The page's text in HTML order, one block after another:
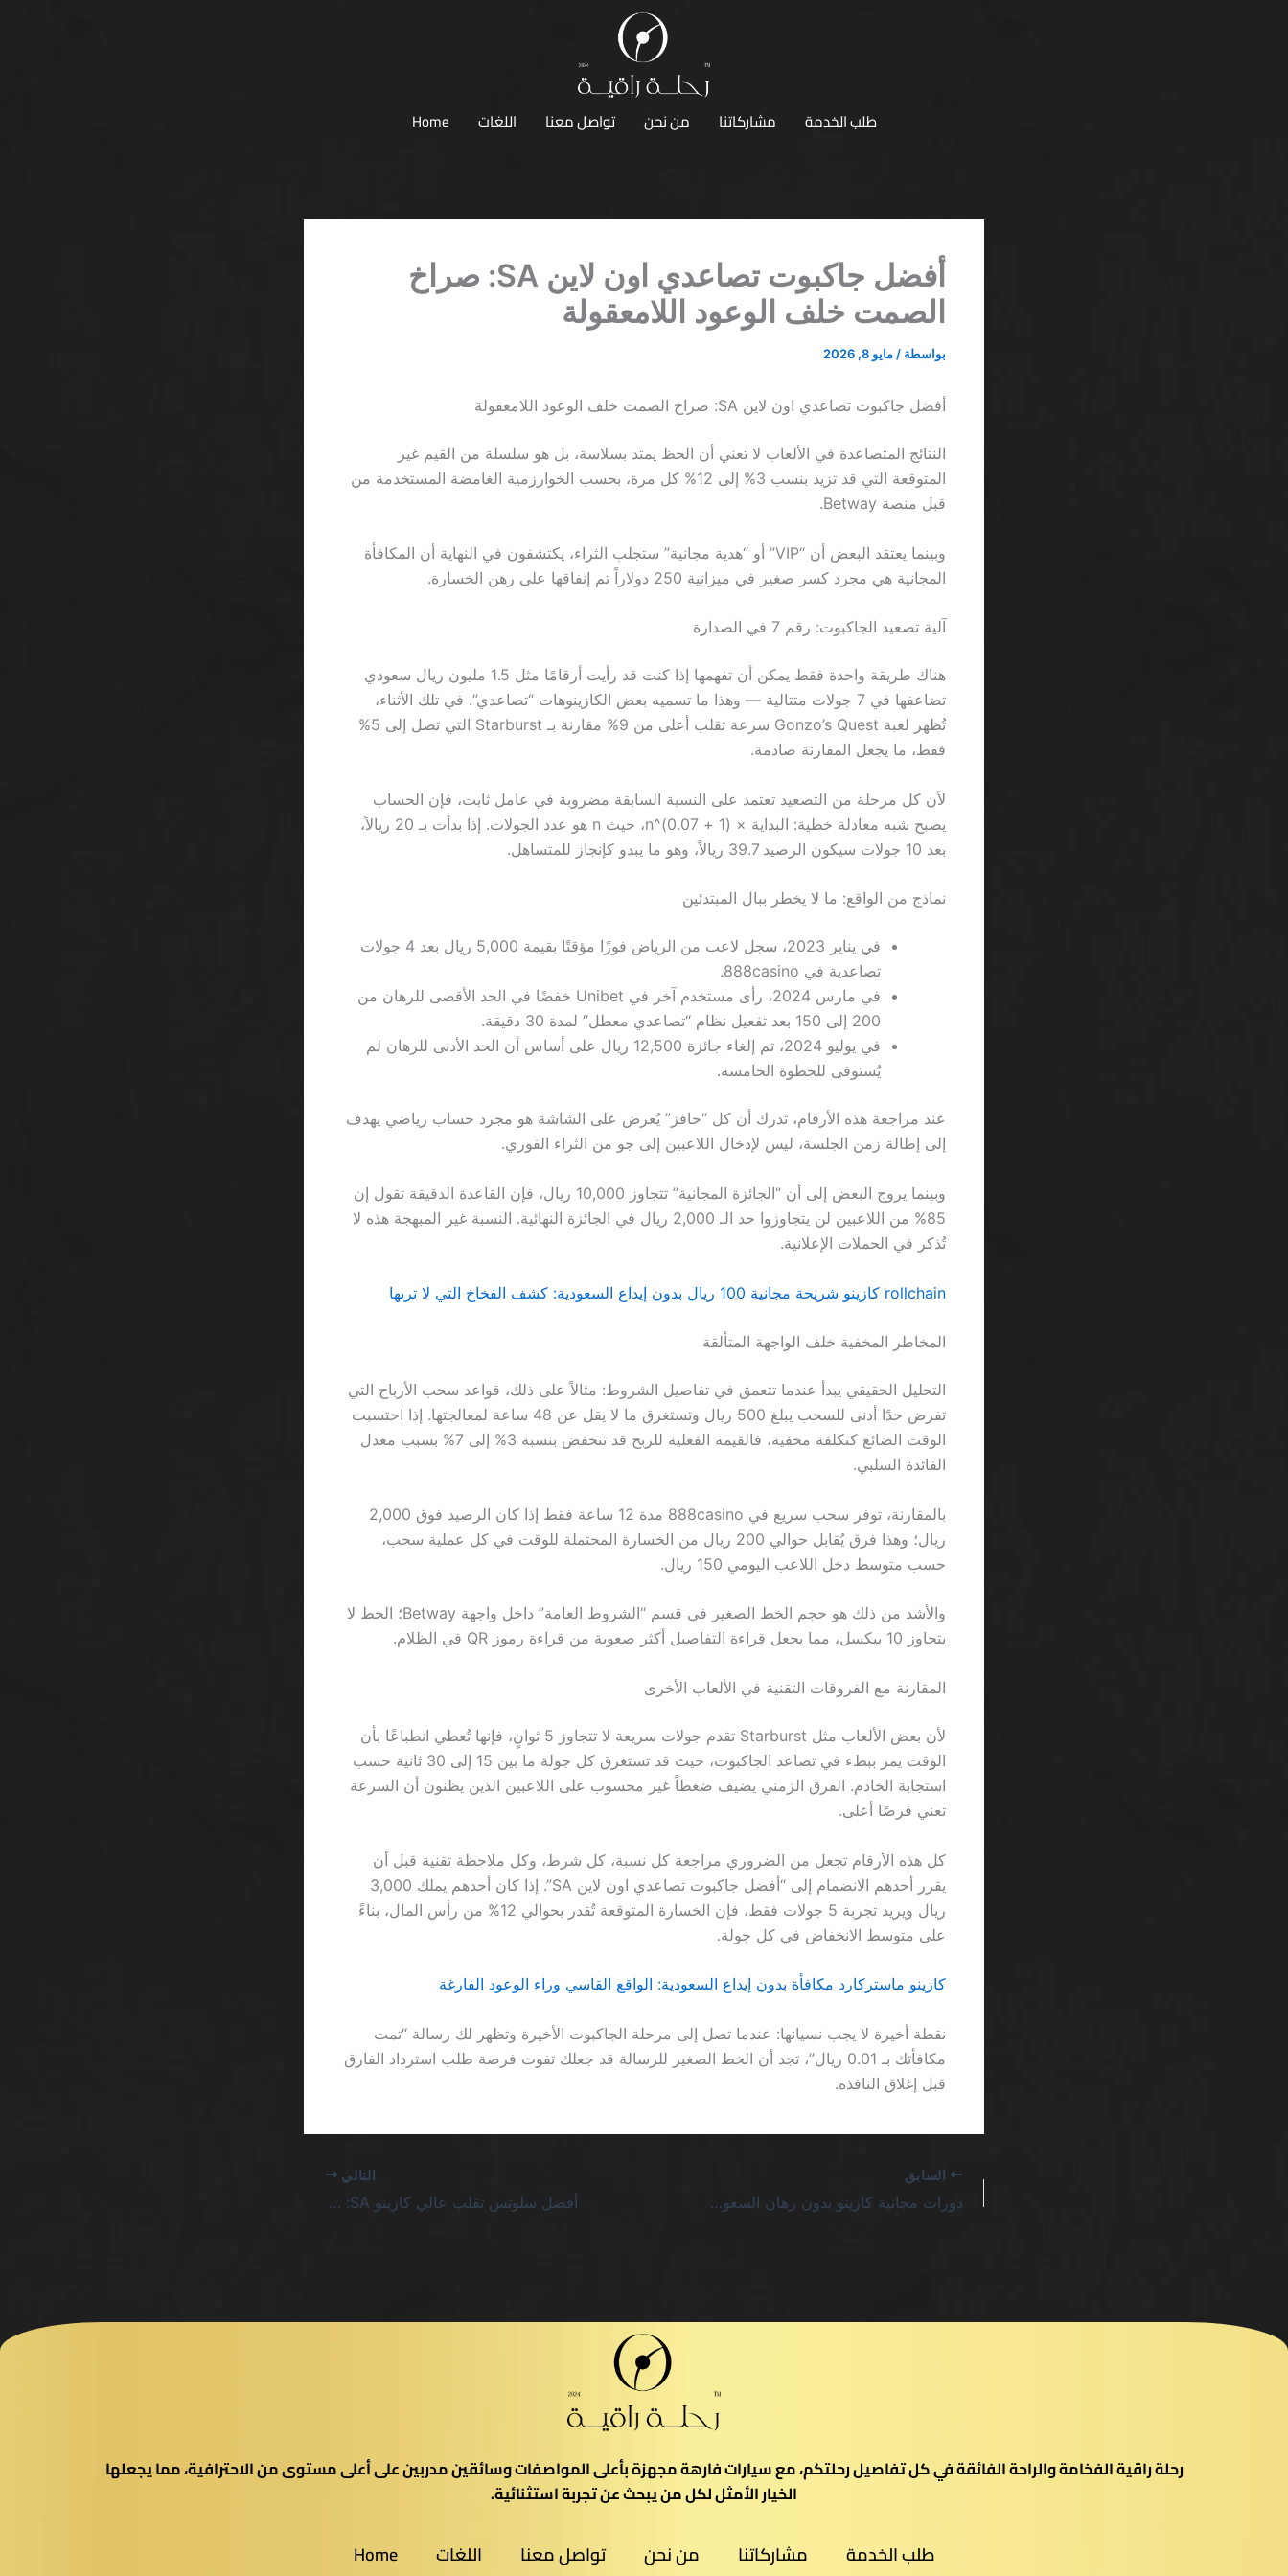
طلب الخدمة مشاركاتنا من نحن تواصل معنا اللغات Home
أفضل جاكبوت تصاعدي اون لاين SA: صراخ
الصمت خلف الوعود اللامعقولة
بواسطة / مايو 8, 2026
أفضل جاكبوت تصاعدي اون لاين SA: صراخ الصمت خلف الوعود اللامعقولة
النتائج المتصاعدة في الألعاب لا تعني أن الحظ يمتد بسلاسة، بل هو سلسلة من القيم غير
المتوقعة التي قد تزيد بنسب 3% إلى 12% كل مرة، بحسب الخوارزمية الغامضة المستخدمة من
قبل منصة Betway.
وبينما يعتقد البعض أن “VIP” أو “هدية مجانية” ستجلب الثراء، يكتشفون في النهاية أن المكافأة
المجانية هي مجرد كسر صغير في ميزانية 250 دولاراً تم إنفاقها على رهن الخسارة.
آلية تصعيد الجاكبوت: رقم 7 في الصدارة
هناك طريقة واحدة فقط يمكن أن تفهمها إذا كنت قد رأيت أرقامًا مثل 1.5 مليون ريال سعودي
تضاعفها في 7 جولات متتالية — وهذا ما تسميه بعض الكازينوهات “تصاعدي”. في تلك الأثناء،
تُظهر لعبة Gonzo’s Quest سرعة تقلب أعلى من 9% مقارنة بـ Starburst التي تصل إلى 5%
فقط، ما يجعل المقارنة صادمة.
لأن كل مرحلة من التصعيد تعتمد على النسبة السابقة مضروبة في عامل ثابت، فإن الحساب
يصبح شبه معادلة خطية: البداية × (1 + 0.07)^n، حيث n هو عدد الجولات. إذا بدأت بـ 20 ريالاً،
بعد 10 جولات سيكون الرصيد 39.7 ريالاً، وهو ما يبدو كإنجاز للمتساهل.
نماذج من الواقع: ما لا يخطر ببال المبتدئين
في يناير 2023، سجل لاعب من الرياض فوزًا مؤقتًا بقيمة 5,000 ريال بعد 4 جولات
تصاعدية في 888casino.
في مارس 2024، رأى مستخدم آخر في Unibet خفضًا في الحد الأقصى للرهان من
200 إلى 150 بعد تفعيل نظام “تصاعدي معطل” لمدة 30 دقيقة.
في يوليو 2024، تم إلغاء جائزة 12,500 ريال على أساس أن الحد الأدنى للرهان لم
يُستوفى للخطوة الخامسة.
عند مراجعة هذه الأرقام، تدرك أن كل “حافز” يُعرض على الشاشة هو مجرد حساب رياضي يهدف
إلى إطالة زمن الجلسة، ليس لإدخال اللاعبين إلى جو من الثراء الفوري.
وبينما يروج البعض إلى أن “الجائزة المجانية” تتجاوز 10,000 ريال، فإن القاعدة الدقيقة تقول إن
85% من اللاعبين لن يتجاوزوا حد الـ 2,000 ريال في الجائزة النهائية. النسبة غير المبهجة هذه لا
تُذكر في الحملات الإعلانية.
rollchain كازينو شريحة مجانية 100 ريال بدون إيداع السعودية: كشف الفخاخ التي لا ترىها
المخاطر المخفية خلف الواجهة المتألقة
التحليل الحقيقي يبدأ عندما تتعمق في تفاصيل الشروط: مثالاً على ذلك، قواعد سحب الأرباح التي
تفرض حدًا أدنى للسحب يبلغ 500 ريال وتستغرق ما لا يقل عن 48 ساعة لمعالجتها. إذا احتسبت
الوقت الضائع كتكلفة مخفية، فالقيمة الفعلية للربح قد تنخفض بنسبة 3% إلى 7% بسبب معدل
الفائدة السلبي.
بالمقارنة، توفر سحب سريع في 888casino مدة 12 ساعة فقط إذا كان الرصيد فوق 2,000
ريال؛ وهذا فرق يُقابل حوالي 200 ريال من الخسارة المحتملة للوقت في كل عملية سحب،
حسب متوسط دخل اللاعب اليومي 150 ريال.
والأشد من ذلك هو حجم الخط الصغير في قسم “الشروط العامة” داخل واجهة Betway؛ الخط لا
يتجاوز 10 بيكسل، مما يجعل قراءة التفاصيل أكثر صعوبة من قراءة رموز QR في الظلام.
المقارنة مع الفروقات التقنية في الألعاب الأخرى
لأن بعض الألعاب مثل Starburst تقدم جولات سريعة لا تتجاوز 5 ثوانٍ، فإنها تُعطي انطباعًا بأن
الوقت يمر ببطء في تصاعد الجاكبوت، حيث قد تستغرق كل جولة ما بين 15 إلى 30 ثانية حسب
استجابة الخادم. الفرق الزمني يضيف ضغطاً غير محسوب على اللاعبين الذين يظنون أن السرعة
تعني فرصًا أعلى.
كل هذه الأرقام تجعل من الضروري مراجعة كل نسبة، كل شرط، وكل ملاحظة تقنية قبل أن
يقرر أحدهم الانضمام إلى “أفضل جاكبوت تصاعدي اون لاين SA”. إذا كان أحدهم يملك 3,000
ريال ويريد تجربة 5 جولات فقط، فإن الخسارة المتوقعة تُقدر بحوالي 12% من رأس المال، بناءً
على متوسط الانخفاض في كل جولة.
كازينو ماستركارد مكافأة بدون إيداع السعودية: الواقع القاسي وراء الوعود الفارغة
نقطة أخيرة لا يجب نسيانها: عندما تصل إلى مرحلة الجاكبوت الأخيرة وتظهر لك رسالة “تمت
مكافأتك بـ 0.01 ريال”، تجد أن الخط الصغير للرسالة قد جعلك تفوت فرصة طلب استرداد الفارق
قبل إغلاق النافذة.
السابق
دورات مجانية كازينو بدون رهان السعودية: لماذا ليست سوى فخاخ باردة
التالي
أفضل سلوتس تقلب عالي كازينو SA: لماذا لا ينجو أحد من الصدمات
رحلة راقية الفخامة والراحة الفائقة في كل تفاصيل رحلتكم، مع سيارات فارهة مجهزة بأعلى المواصفات وسائقين مدربين على أعلى مستوى من الاحترافية، مما يجعلها
الخيار الأمثل لكل من يبحث عن تجربة استثنائية.
طلب الخدمة مشاركاتنا من نحن تواصل معنا اللغات Home